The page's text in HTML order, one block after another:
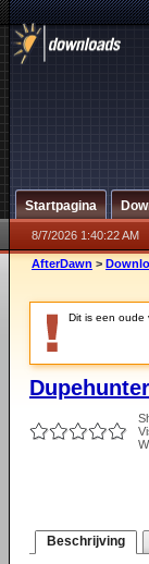
Startpagina
8/7/2026 1:40:22 AM
AfterDawn >
Dit is een oude
Beschrijving